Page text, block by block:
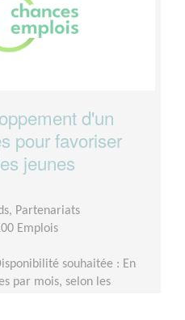
d'un
pour favoriser
jeunes
Partenariats
Emplois
souhaitée : En
par mois, selon les